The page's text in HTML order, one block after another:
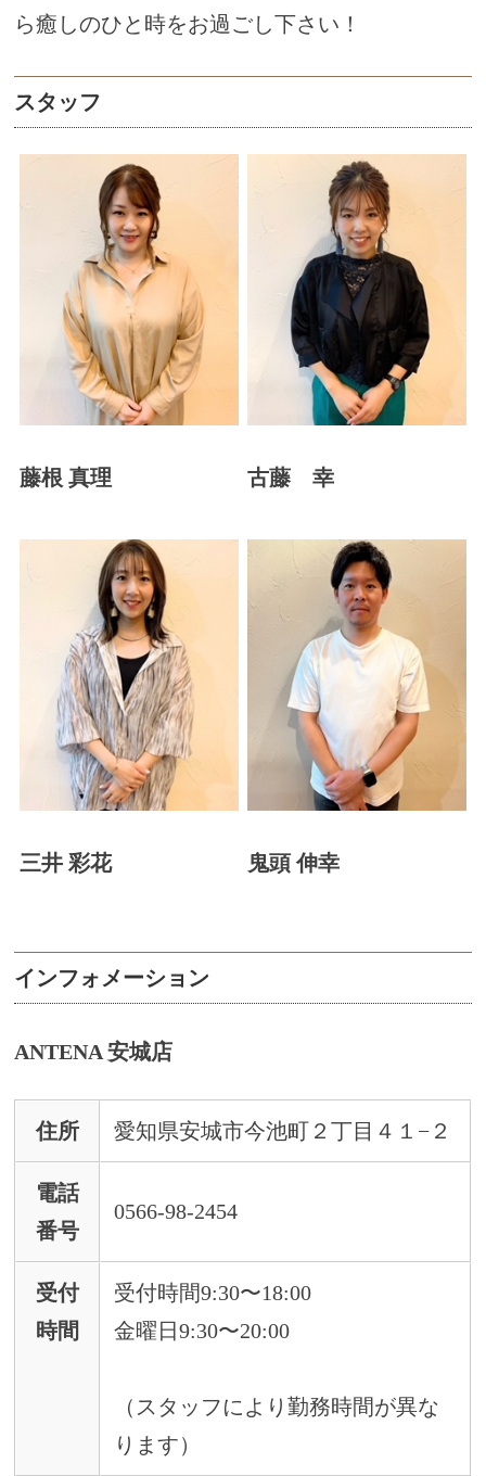
ら癒しのひと時をお過ごし下さい！
スタッフ
藤根 真理 古藤 幸
三井 彩花 鬼頭 伸幸
インフォメーション
ANTENA 安城店
住所 愛知県安城市今池町２丁目４１−２
電話
番号
0566-98-2454
受付
時間
受付時間9:30〜18:00
金曜日9:30〜20:00
（スタッフにより勤務時間が異な
ります）